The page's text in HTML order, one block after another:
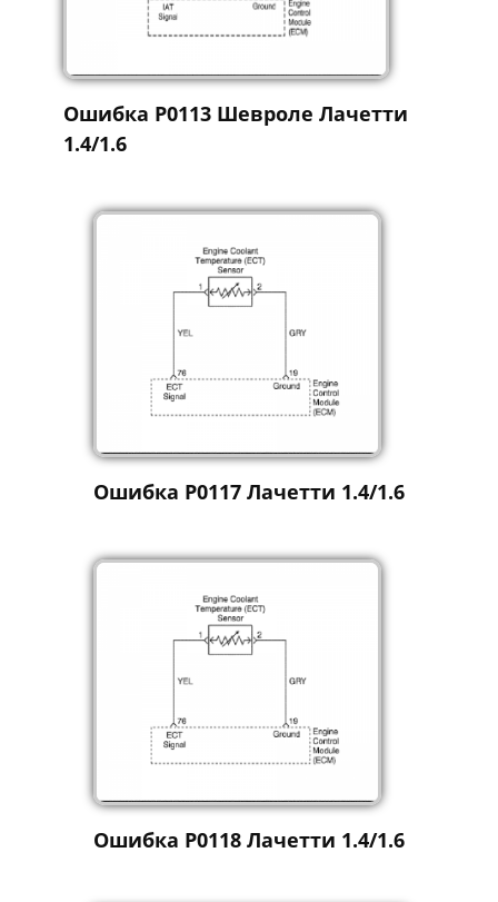
Ошибка P0113 Шевроле Лачетти
1.4/1.6
Ошибка P0117 Лачетти 1.4/1.6
Ошибка P0118 Лачетти 1.4/1.6